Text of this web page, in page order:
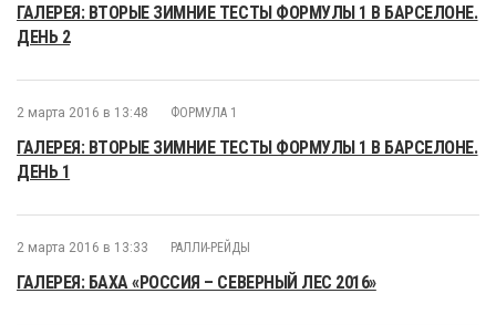
ГАЛЕРЕЯ: ВТОРЫЕ ЗИМНИЕ ТЕСТЫ ФОРМУЛЫ 1 В БАРСЕЛОНЕ.
ДЕНЬ 2
2 марта 2016 в 13:48 ФОРМУЛА 1
ГАЛЕРЕЯ: ВТОРЫЕ ЗИМНИЕ ТЕСТЫ ФОРМУЛЫ 1 В БАРСЕЛОНЕ.
ДЕНЬ 1
2 марта 2016 в 13:33 РАЛЛИ-РЕЙДЫ
ГАЛЕРЕЯ: БАХА «РОССИЯ – СЕВЕРНЫЙ ЛЕС 2016»